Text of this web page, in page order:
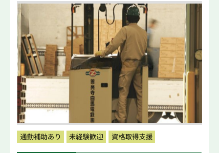
通勤補助あり 未経験歓迎 資格取得支援